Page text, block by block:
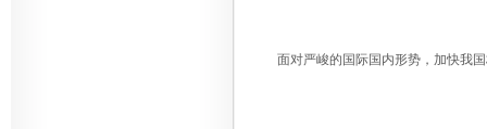
面对严峻的国际国内形势，加快我国